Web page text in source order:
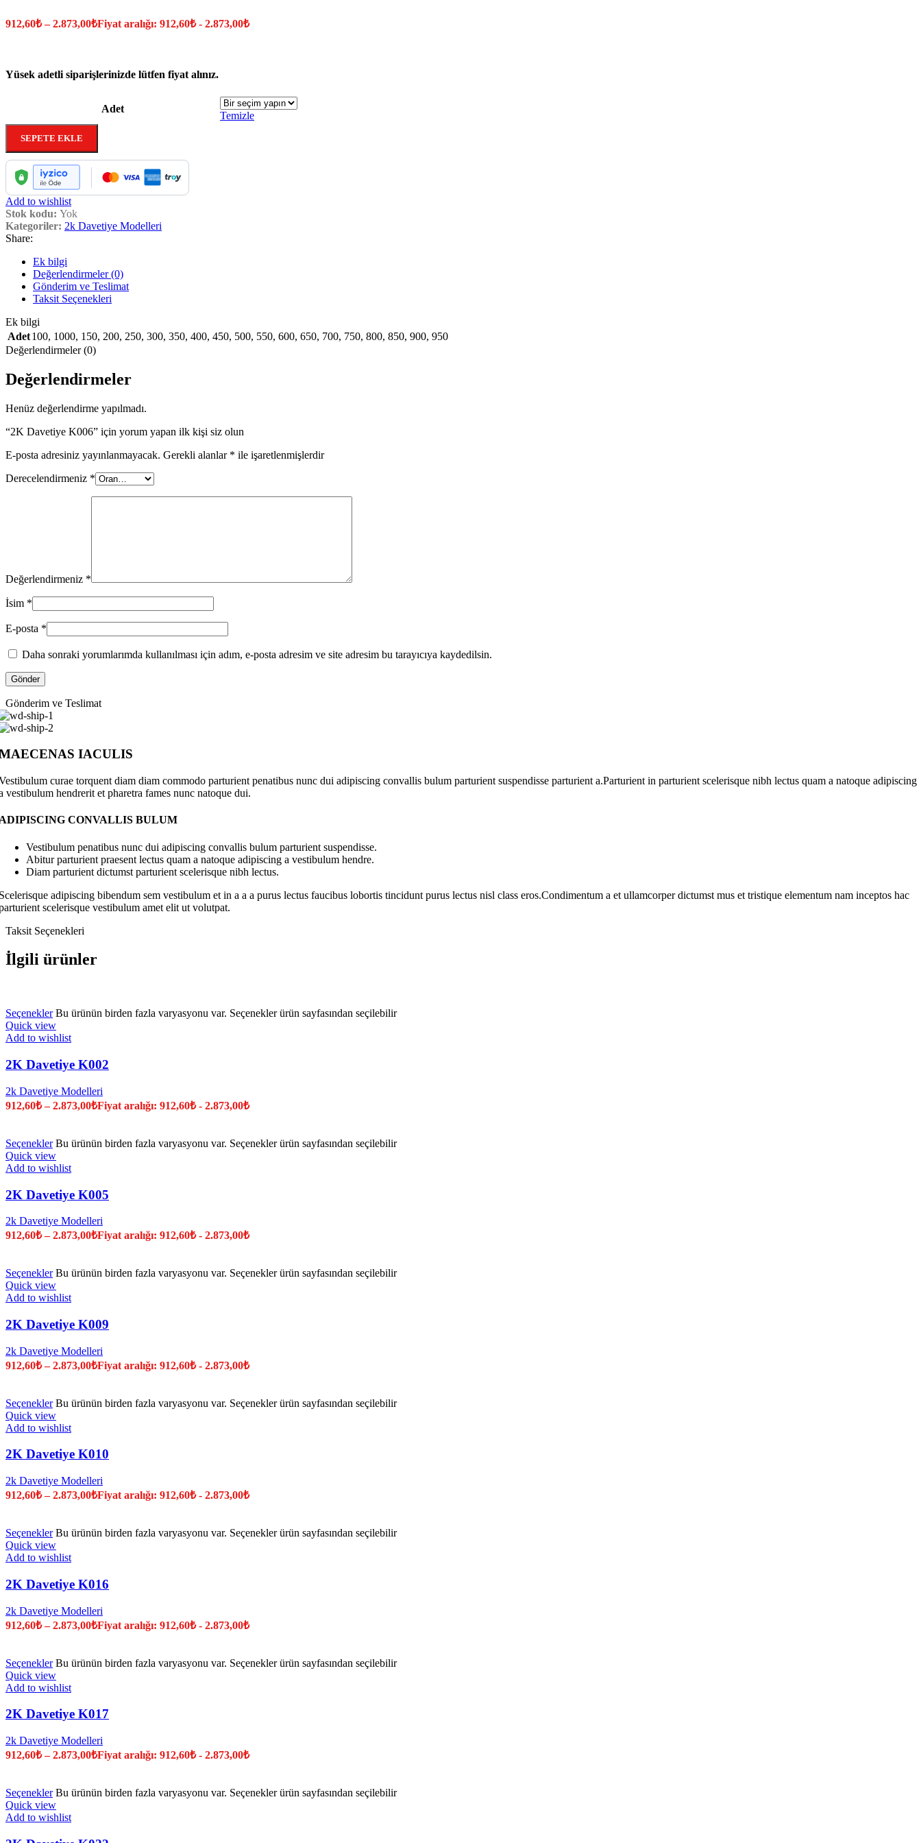
912,60₺ –2.873,00₺Fiyat aralığı: 912,60₺ - 2.873,00₺
Yüsek adetli siparişlerinizde lütfen fiyat alınız.
Adet
Temizle
SEPETE EKLE
Add to wishlist
Stok kodu: Yok
Kategoriler: 2k Davetiye Modelleri
Share:
Ek bilgi
Değerlendirmeler (0)
Gönderim ve Teslimat
Taksit Seçenekleri
Ek bilgi
Adet100, 1000, 150, 200, 250, 300, 350, 400, 450, 500, 550, 600, 650, 700, 750, 800, 850, 900, 950
Değerlendirmeler (0)
Değerlendirmeler
Henüz değerlendirme yapılmadı.
“2K Davetiye K006” için yorum yapan ilk kişi siz olun
E-posta adresiniz yayınlanmayacak. Gerekli alanlar * ile işaretlenmişlerdir
Derecelendirmeniz *
Değerlendirmeniz *
İsim *
E-posta *
Daha sonraki yorumlarımda kullanılması için adım, e-posta adresim ve site adresim bu tarayıcıya kaydedilsin.
Gönderim ve Teslimat
IACULIS
curae torquent diam diam commodo parturient penatibus nunc dui adipiscing convallis bulum parturient suspendisse parturient a.Parturient in parturient scelerisque nibh lectus quam a natoque adipiscing
vestibulum hendrerit et pharetra fames nunc natoque dui.
CONVALLIS BULUM
Vestibulum penatibus nunc dui adipiscing convallis bulum parturient suspendisse.
Abitur parturient praesent lectus quam a natoque adipiscing a vestibulum hendre.
Diam parturient dictumst parturient scelerisque nibh lectus.
adipiscing bibendum sem vestibulum et in a a a purus lectus faucibus lobortis tincidunt purus lectus nisl class eros.Condimentum a et ullamcorper dictumst mus et tristique elementum nam inceptos hac
scelerisque vestibulum amet elit ut volutpat.
Taksit Seçenekleri
İlgili ürünler
Seçenekler Bu ürünün birden fazla varyasyonu var. Seçenekler ürün sayfasından seçilebilir
Quick view
Add to wishlist
2K Davetiye K002
2k Davetiye Modelleri
912,60₺ –2.873,00₺Fiyat aralığı: 912,60₺ - 2.873,00₺
Seçenekler Bu ürünün birden fazla varyasyonu var. Seçenekler ürün sayfasından seçilebilir
Quick view
Add to wishlist
2K Davetiye K005
2k Davetiye Modelleri
912,60₺ –2.873,00₺Fiyat aralığı: 912,60₺ - 2.873,00₺
Seçenekler Bu ürünün birden fazla varyasyonu var. Seçenekler ürün sayfasından seçilebilir
Quick view
Add to wishlist
2K Davetiye K009
2k Davetiye Modelleri
912,60₺ –2.873,00₺Fiyat aralığı: 912,60₺ - 2.873,00₺
Seçenekler Bu ürünün birden fazla varyasyonu var. Seçenekler ürün sayfasından seçilebilir
Quick view
Add to wishlist
2K Davetiye K010
2k Davetiye Modelleri
912,60₺ –2.873,00₺Fiyat aralığı: 912,60₺ - 2.873,00₺
Seçenekler Bu ürünün birden fazla varyasyonu var. Seçenekler ürün sayfasından seçilebilir
Quick view
Add to wishlist
2K Davetiye K016
2k Davetiye Modelleri
912,60₺ –2.873,00₺Fiyat aralığı: 912,60₺ - 2.873,00₺
Seçenekler Bu ürünün birden fazla varyasyonu var. Seçenekler ürün sayfasından seçilebilir
Quick view
Add to wishlist
2K Davetiye K017
2k Davetiye Modelleri
912,60₺ –2.873,00₺Fiyat aralığı: 912,60₺ - 2.873,00₺
Seçenekler Bu ürünün birden fazla varyasyonu var. Seçenekler ürün sayfasından seçilebilir
Quick view
Add to wishlist